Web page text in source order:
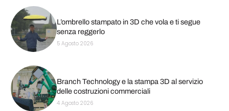
L’ombrello stampato in 3D che vola e ti segue
senza reggerlo
5 Agosto 2026
Branch Technology e la stampa 3D al servizio
delle costruzioni commerciali
4 Agosto 2026